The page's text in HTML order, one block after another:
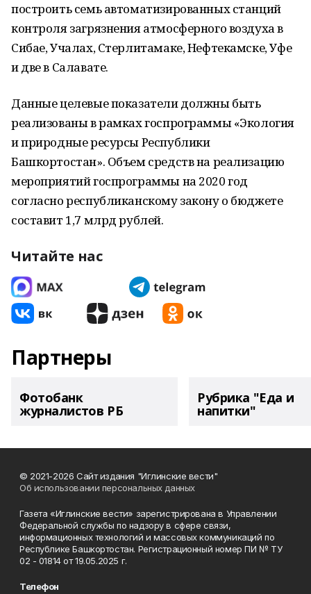
построить семь автоматизированных станций
контроля загрязнения атмосферного воздуха в
Сибае, Учалах, Стерлитамаке, Нефтекамске, Уфе
и две в Салавате.
Данные целевые показатели должны быть
реализованы в рамках госпрограммы «Экология
и природные ресурсы Республики
Башкортостан». Объем средств на реализацию
мероприятий госпрограммы на 2020 год
согласно республиканскому закону о бюджете
составит 1,7 млрд рублей.
Читайте нас
Партнеры
Фотобанк
журналистов РБ
Рубрика "Еда и
напитки"
© 2021-2026 Сайт издания "Иглинские вести"
Об использовании персональных данных
Газета «Иглинские вести» зарегистрирована в Управлении
Федеральной службы по надзору в сфере связи,
информационных технологий и массовых коммуникаций по
Республике Башкортостан. Регистрационный номер ПИ № ТУ
02 - 01814 от 19.05.2025 г.
Телефон